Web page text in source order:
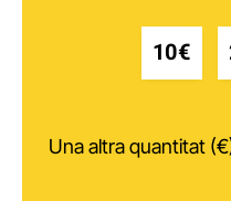
10€
Una altra quantitat